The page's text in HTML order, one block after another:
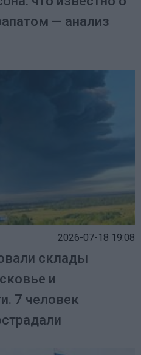
— анализ
2026-07-18 19:08
склады
и
7 человек